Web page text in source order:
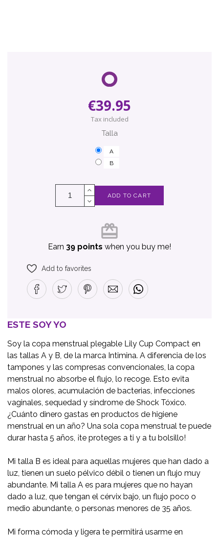
€39.95
Tax included
Talla
A
B
ADD TO CART
card_giftcard
Earn 39 points when you buy me!
Add to favorites
ESTE SOY YO
Soy la copa menstrual plegable Lily Cup Compact en
las tallas A y B, de la marca Intimina. A diferencia de los
tampones y las compresas convencionales, la copa
menstrual no absorbe el flujo, lo recoge. Esto evita
malos olores, acumulación de bacterias, infecciones
vaginales, sequedad y síndrome de Shock Tóxico.
¿Cuánto dinero gastas en productos de higiene
menstrual en un año? Una sola copa menstrual te puede
durar hasta 5 años, ¡te proteges a ti y a tu bolsillo!
Mi talla B es ideal para aquellas mujeres que han dado a
luz, tienen un suelo pélvico débil o tienen un flujo muy
abundante. Mi talla A es para mujeres que no hayan
dado a luz, que tengan el cérvix bajo, un flujo poco o
medio abundante, o personas menores de 35 años.
Mi forma cómoda y ligera te permitirá usarme en